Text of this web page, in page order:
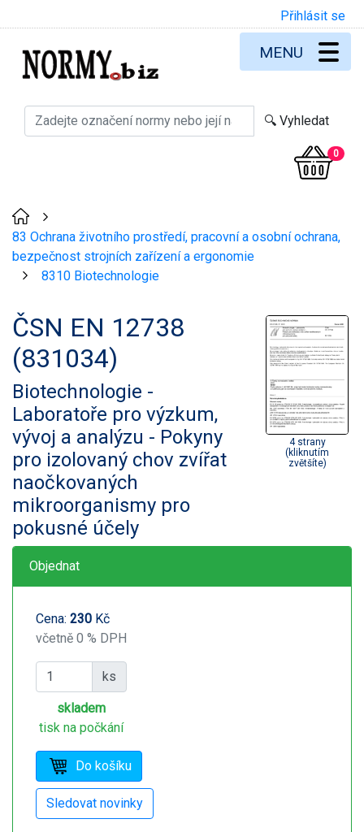
Přihlásit se
0
MENU
83 Ochrana životního prostředí, pracovní a osobní ochrana,
bezpečnost strojních zařízení a ergonomie
8310 Biotechnologie
ČSN EN 12738
(831034)
Biotechnologie -
Laboratoře pro výzkum,
vývoj a analýzu - Pokyny
pro izolovaný chov zvířat
naočkovaných
mikroorganismy pro
pokusné účely
4 strany
(kliknutím
zvětšíte)
Objednat
Cena: 230 Kč
včetně 0 % DPH
ks
skladem
tisk na počkání